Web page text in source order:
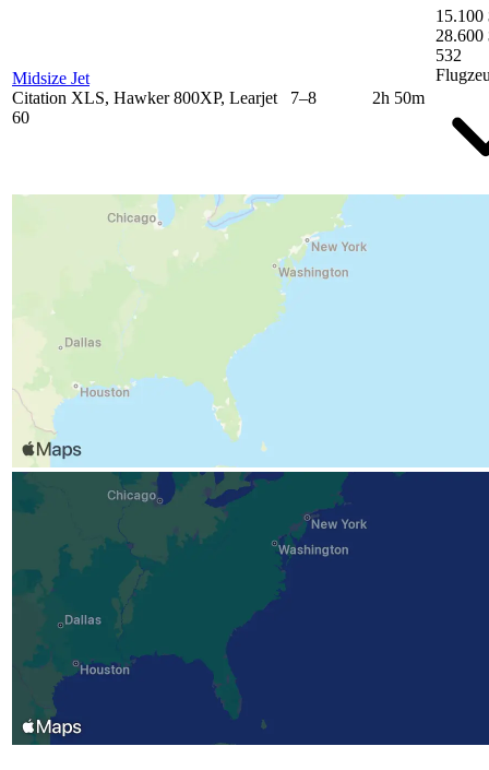
Midsize Jet
Citation XLS, Hawker 800XP, Learjet
60
7–8 2h 50m
15.100
28.600
532